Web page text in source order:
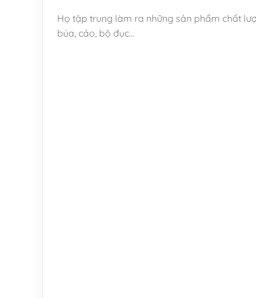
Họ tập trung làm ra những sản phẩm chất
búa, cảo, bộ đục…